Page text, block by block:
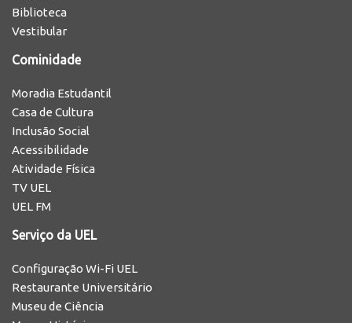
Biblioteca
Vestibular
Cominidade
Moradia Estudantil
Casa de Cultura
Inclusão Social
Acessibilidade
Atividade Física
TV UEL
UEL FM
Serviço da UEL
Configuração Wi-Fi UEL
Restaurante Universitário
Museu de Ciência